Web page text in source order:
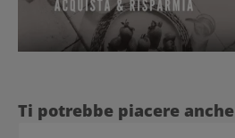
Salta la galleria dei prodotti
Ti potrebbe piacere anche